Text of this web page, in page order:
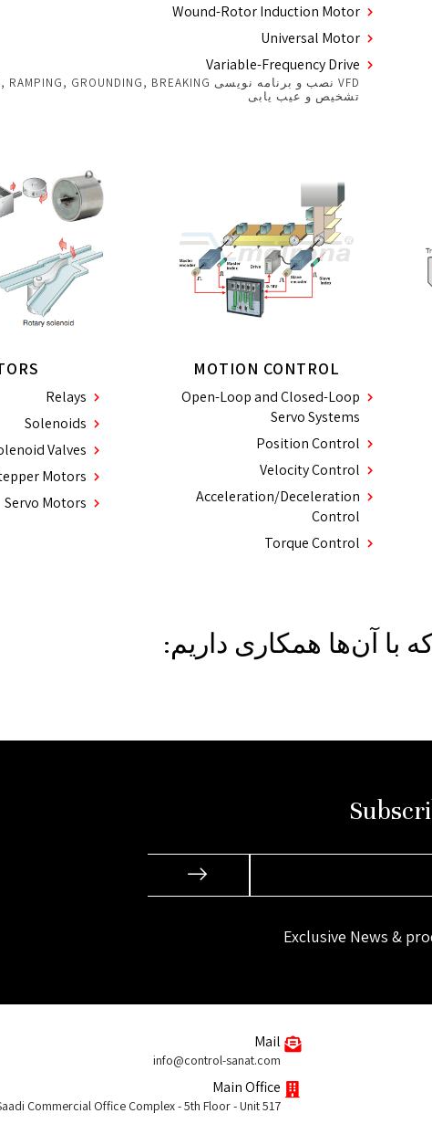
Wound-Rotor Induction Motor
Universal Motor
Variable-Frequency Drive
تشخیص و عیب یابی
MOTION CONTROL
Open-Loop and Closed-Loop
Servo Systems
Position Control
Velocity Control
Acceleration/Deceleration
Control
Torque Control
Relays
Solenoids
Valves
Motors
Servo Motors
آن‌ها همکاری داریم:
Exclusive News &
Mail
info@control-sanat.com
Main Office
Commercial Office Complex - 5th Floor - Unit 517